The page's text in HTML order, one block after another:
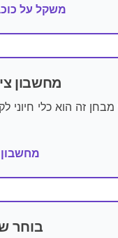
משקל על
מחשבון
מבחן זה הוא כלי חיוני
מחשבון
בוחר